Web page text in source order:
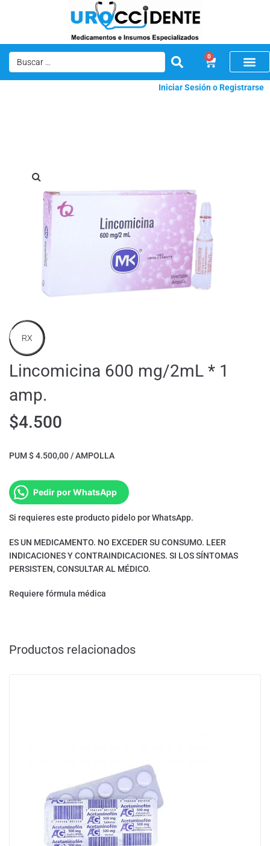
0
Iniciar Sesión o Registrarse
RX
Lincomicina 600 mg/2mL * 1
amp.
$4.500
PUM $ 4.500,00 / AMPOLLA
Pedir por WhatsApp
Si requieres este producto pidelo por WhatsApp.
ES UN MEDICAMENTO. NO EXCEDER SU CONSUMO. LEER
INDICACIONES Y CONTRAINDICACIONES. SI LOS SÍNTOMAS
PERSISTEN, CONSULTAR AL MÉDICO.
Requiere fórmula médica
Productos relacionados